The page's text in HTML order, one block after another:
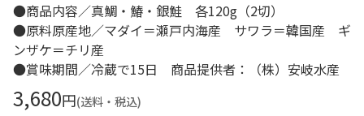
●商品内容／真鯛・鰆・銀鮭 各120g（2切）
●原料原産地／マダイ＝瀬戸内海産 サワラ＝韓国産 ギ
ンザケ＝チリ産
●賞味期間／冷蔵で15日 商品提供者：（株）安岐水産
3,680円(送料・税込)